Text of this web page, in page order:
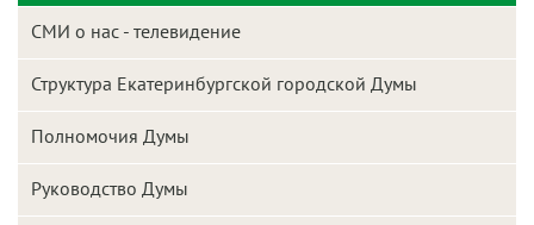
СМИ о нас - телевидение
Структура Екатеринбургской городской Думы
Полномочия Думы
Руководство Думы